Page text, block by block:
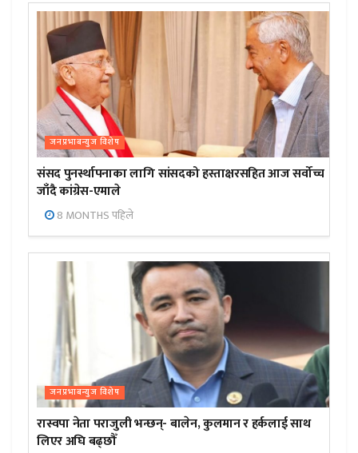
जनप्रभाबन्युज विशेष
संसद पुनर्स्थापनाका लागि सांसदको हस्ताक्षरसहित आज सर्वोच्च
जाँदै कांग्रेस-एमाले
8 MONTHS पहिले
जनप्रभाबन्युज विशेष
रास्वपा नेता पराजुली भन्छन्- बालेन, कुलमान र हर्कलाई साथ
लिएर अघि बढ्छौँ